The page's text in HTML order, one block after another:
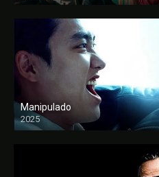
Manipulado
2025